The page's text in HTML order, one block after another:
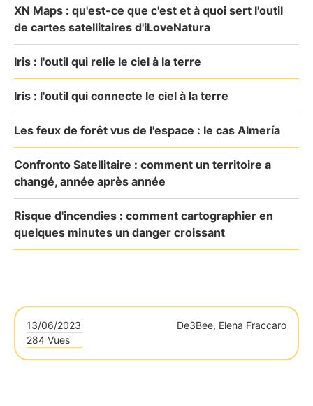
XN Maps : qu'est-ce que c'est et à quoi sert l'outil
de cartes satellitaires d'iLoveNatura
Iris : l'outil qui relie le ciel à la terre
Iris : l'outil qui connecte le ciel à la terre
Les feux de forêt vus de l'espace : le cas Almería
Confronto Satellitaire : comment un territoire a
changé, année après année
Risque d'incendies : comment cartographier en
quelques minutes un danger croissant
13/06/2023 De3Bee, Elena Fraccaro
284 Vues